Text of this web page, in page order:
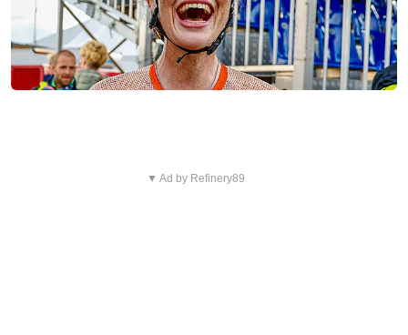
▼ Ad by Refinery89